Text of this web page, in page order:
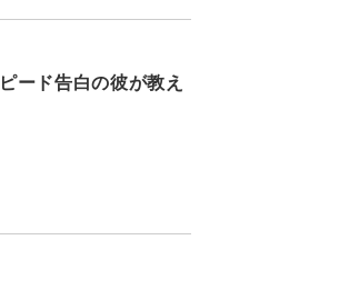
ード告白の彼が教え